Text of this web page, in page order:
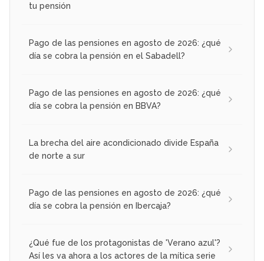
tu pensión
Pago de las pensiones en agosto de 2026: ¿qué
día se cobra la pensión en el Sabadell?
Pago de las pensiones en agosto de 2026: ¿qué
día se cobra la pensión en BBVA?
La brecha del aire acondicionado divide España
de norte a sur
Pago de las pensiones en agosto de 2026: ¿qué
día se cobra la pensión en Ibercaja?
¿Qué fue de los protagonistas de 'Verano azul'?
Así les va ahora a los actores de la mítica serie